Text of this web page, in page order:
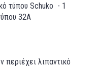
τύπου Schuko - 1
32Α
περιέχει λιπαντικό